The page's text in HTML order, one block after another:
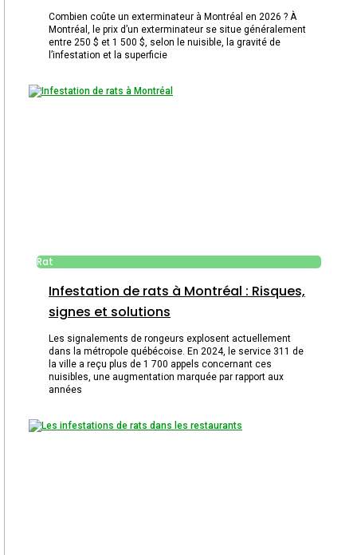
Combien coûte un exterminateur à Montréal en 2026 ? À
Montréal, le prix d’un exterminateur se situe généralement
entre 250 $ et 1 500 $, selon le nuisible, la gravité de
l’infestation et la superficie
Rat
Infestation de rats à Montréal : Risques,
signes et solutions
Les signalements de rongeurs explosent actuellement
dans la métropole québécoise. En 2024, le service 311 de
la ville a reçu plus de 1 700 appels concernant ces
nuisibles, une augmentation marquée par rapport aux
années